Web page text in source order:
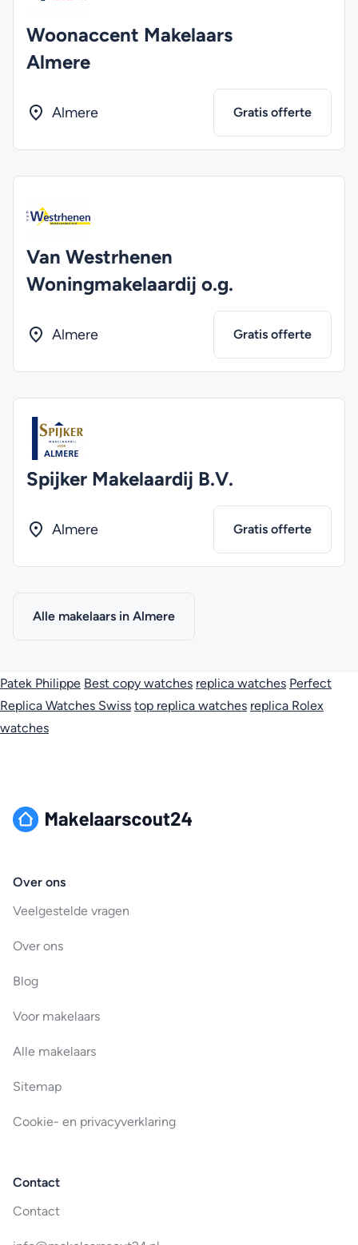
Woonaccent Makelaars
Almere
Almere Gratis offerte
Van Westrhenen
Woningmakelaardij o.g.
Almere Gratis offerte
Spijker Makelaardij B.V.
Almere Gratis offerte
Alle makelaars in Almere
Patek Philippe Best copy watches replica watches Perfect
Replica Watches Swiss top replica watches replica Rolex
watches
Over ons
Veelgestelde vragen
Over ons
Blog
Voor makelaars
Alle makelaars
Sitemap
Cookie- en privacyverklaring
Contact
Contact